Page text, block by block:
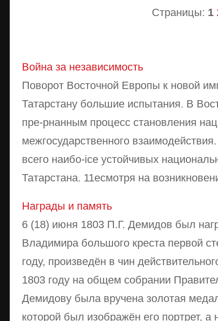
Страницы: 1
Война за независимость
Поворот Восточной Европы к новой
Татарстану большие испытания. В
пре-рнанным процесс становления
межгосударственного
всего наибо-ice устойчивых
Татарстана. 11есмотря на
Награды и память
6 (18) июня 1803 П.Г. Демидов был
Владимира большого креста первой
году, произведён в чин
1803 году на общем собрании
Демидову была вручена золотая
которой был изображён его портрет, а